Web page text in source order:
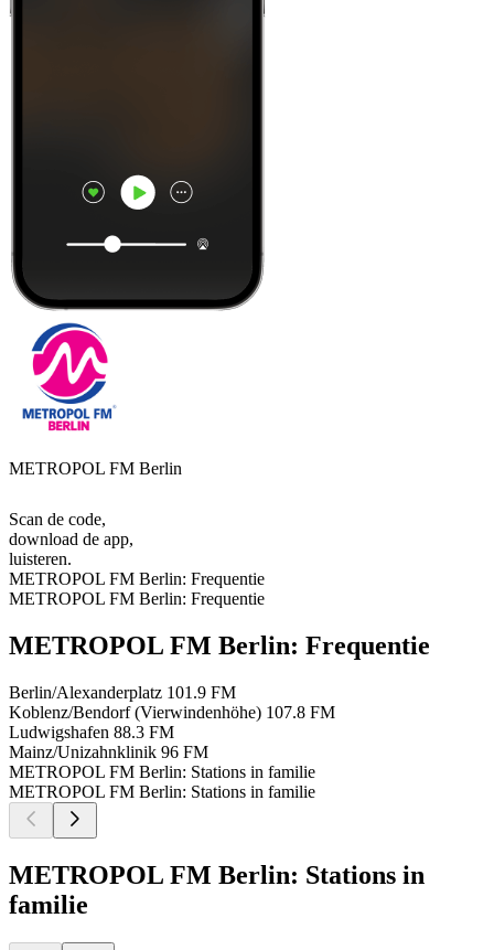
METROPOL FM Berlin
Scan de code,
download de app,
luisteren.
METROPOL FM Berlin: Frequentie
METROPOL FM Berlin: Frequentie
METROPOL FM Berlin: Frequentie
Berlin/Alexanderplatz 101.9 FM
Koblenz/Bendorf (Vierwindenhöhe) 107.8 FM
Ludwigshafen 88.3 FM
Mainz/Unizahnklinik 96 FM
METROPOL FM Berlin: Stations in familie
METROPOL FM Berlin: Stations in familie
METROPOL FM Berlin: Stations in
familie